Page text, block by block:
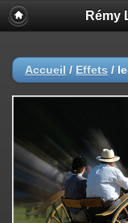
Rémy
Accueil / Effets /